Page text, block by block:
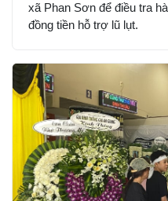
xã Phan Sơn để điều tra
đồng tiền hỗ trợ lũ lụt.